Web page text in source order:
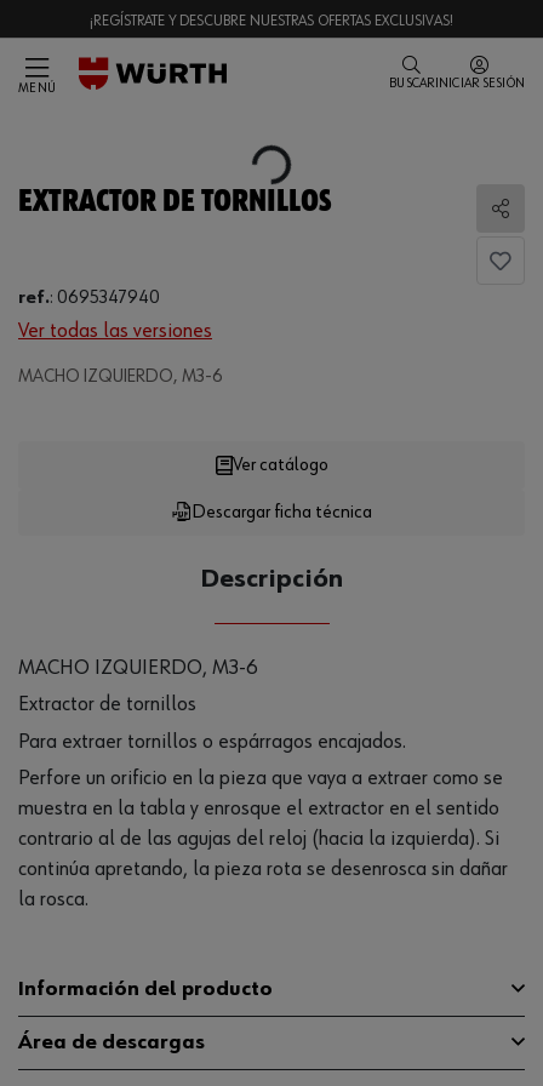
¡REGÍSTRATE Y DESCUBRE NUESTRAS OFERTAS EXCLUSIVAS!
MENÚ BUSCAR INICIAR SESIÓN
Loading...
EXTRACTOR DE TORNILLOS
ref.: 0695347940
Ver todas las versiones
MACHO IZQUIERDO, M3-6
Descargar ficha técnica
Ver catálogo
Descripción
MACHO IZQUIERDO, M3-6
Extractor de tornillos
Para extraer tornillos o espárragos encajados.
Perfore un orificio en la pieza que vaya a extraer como se
muestra en la tabla y enrosque el extractor en el sentido
contrario al de las agujas del reloj (hacia la izquierda). Si
continúa apretando, la pieza rota se desenrosca sin dañar
la rosca.
Información del producto
Material CR-V-ST
Área de descargas